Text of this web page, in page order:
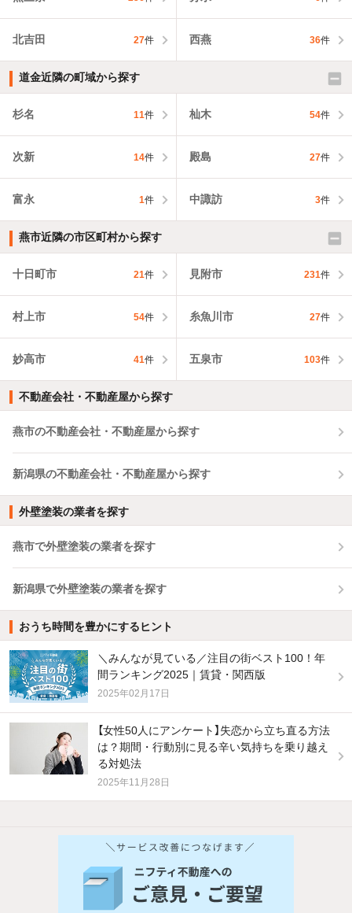
北吉田 27件 西燕 36件
道金近隣の町域から探す
杉名 11件 杣木 54件
次新 14件 殿島 27件
富永 1件 中諏訪 3件
燕市近隣の市区町村から探す
十日町市 21件 見附市 231件
村上市 54件 糸魚川市 27件
妙高市 41件 五泉市 103件
不動産会社・不動産屋から探す
燕市の不動産会社・不動産屋から探す
新潟県の不動産会社・不動産屋から探す
外壁塗装の業者を探す
燕市で外壁塗装の業者を探す
新潟県で外壁塗装の業者を探す
おうち時間を豊かにするヒント
＼みんなが見ている／注目の街ベスト100！年
間ランキング2025｜賃貸・関西版
2025年02月17日
【女性50人にアンケート】失恋から立ち直る方法
は？期間・行動別に見る辛い気持ちを乗り越え
る対処法
2025年11月28日
バス・トイレ別 2階以上